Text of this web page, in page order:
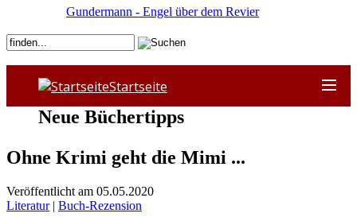
Startseite
Neue Büchertipps
Ohne Krimi geht die Mimi ...
Veröffentlicht am 05.05.2020
Literatur| Buch-Rezension
Gundermann - Engel über dem Revier